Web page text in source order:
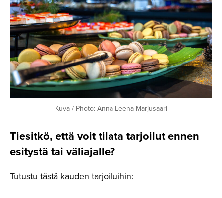
Kuva / Photo: Anna-Leena Marjusaari
Tiesitkö, että voit tilata tarjoilut ennen
esitystä tai väliajalle?
Tutustu tästä kauden tarjoiluihin: